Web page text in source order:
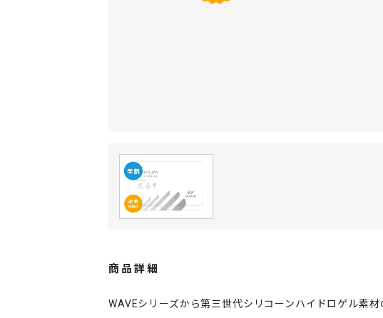
商品詳細
WAVEシリーズから第三世代シリコーンハイドロゲル素材